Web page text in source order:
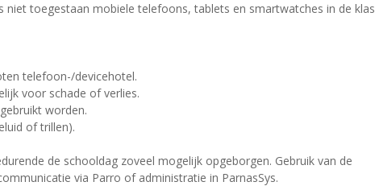
toegestaan mobiele telefoons, tablets en smartwatches in de klas
telefoon-/devicehotel.
voor schade of verlies.
worden.
of trillen).
de schooldag zoveel mogelijk opgeborgen. Gebruik van de
via Parro of administratie in ParnasSys.